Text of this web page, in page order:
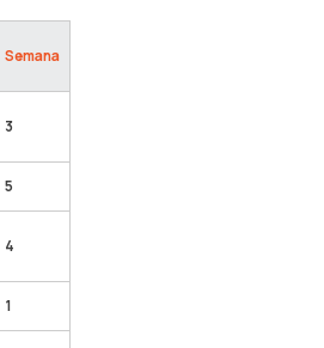
Semana
3
5
4
1